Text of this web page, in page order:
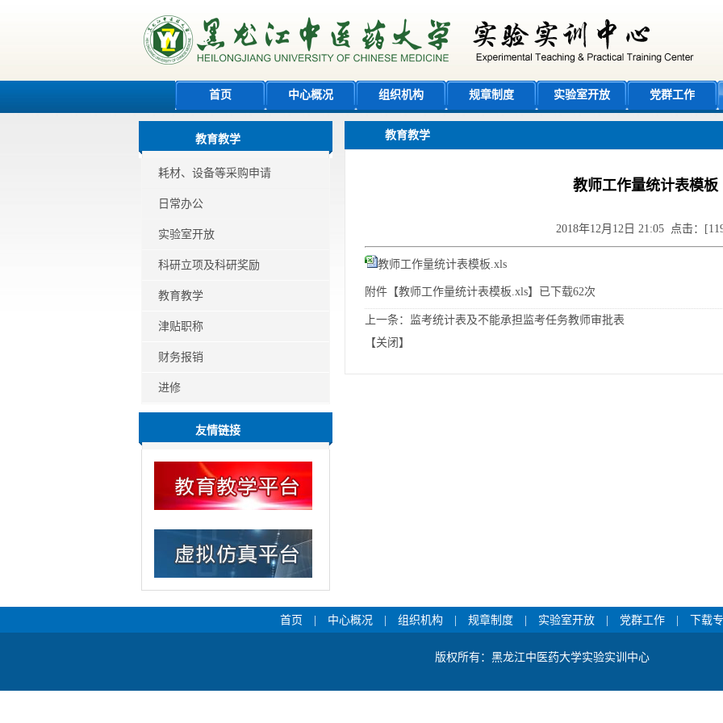
首页 中心概况 组织机构 规章制度 实验室开放 党群工作
教育教学
耗材、设备等采购申请
日常办公
实验室开放
科研立项及科研奖励
教育教学
津贴职称
财务报销
进修
友情链接
教育教学
教师工作量统计表模板
2018年12月12日 21:05 点击：[
教师工作量统计表模板.xls
附件【教师工作量统计表模板.xls】已下载62次
上一条： 监考统计表及不能承担监考任务教师审批表
【关闭 】
首页 中心概况 组织机构 规章制度 实验室开放 党群工作 下载
版权所有：黑龙江中医药大学实验实训中心